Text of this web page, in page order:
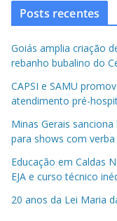
Posts recentes
Goiás amplia criação
rebanho bubalino do
CAPSI e SAMU
atendimento pré-
Minas Gerais
para shows com verba
Educação em Caldas
EJA e curso técnico
20 anos da Lei Maria